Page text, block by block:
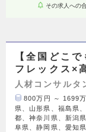
その求人への
【全国どこ
フレックス×
人材コンサルタ
800万円 ～ 1699
県、山形県、福島県
都、神奈川県、新潟
阜県、静岡県、愛知